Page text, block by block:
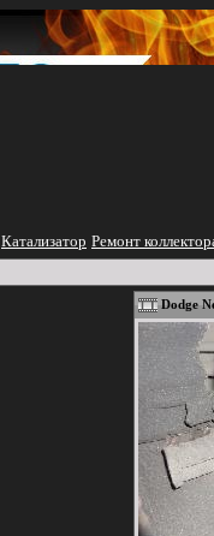
Катализатор Ремонт
Dodge